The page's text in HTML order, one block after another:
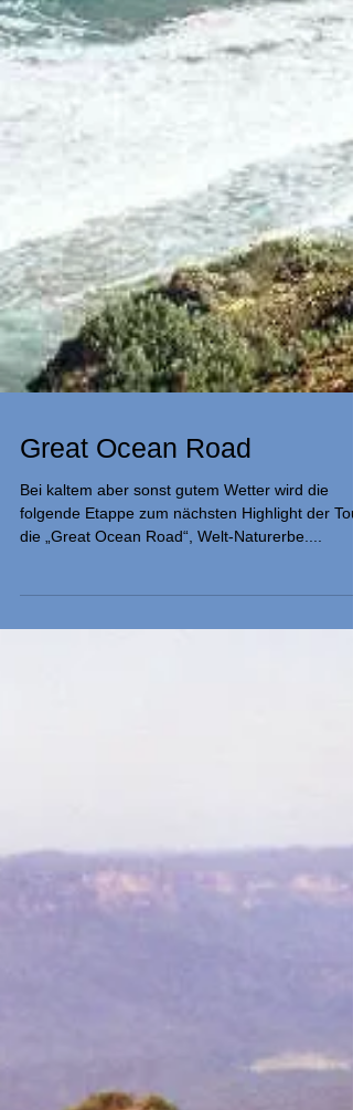
Great Ocean Road
Bei kaltem aber sonst gutem Wetter wird die
folgende Etappe zum nächsten Highlight der